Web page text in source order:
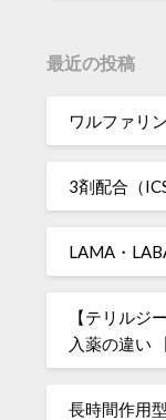
最近の投稿
ワルファリ
3剤配合（
LAMA・
【テリルジ
入薬の違い
長時間作用